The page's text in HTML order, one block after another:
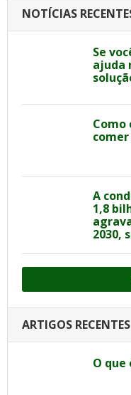
NOTÍCIAS
Se
ajuda
Como
comer
A
1,8
2030,
ARTIGOS RECENTES
O que